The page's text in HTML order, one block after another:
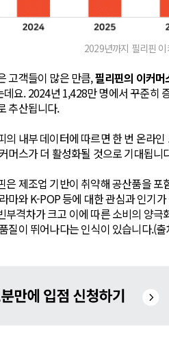
2029년까지 필리핀
고객들이 많은 만큼,필리핀의 이커
데요. 2024년 1,428만 명에서 꾸준히
추산됩니다.
의 내부 데이터에 따르면 한 번 온라
머스가 더 활성화될 것으로 기대됩니
은 제조업 기반이 취약해 공산품을
마와 K-POP 등에 대한 관심과 인기
부격차가 크고 이에 따른 소비의 양
질이 뛰어나다는 인식이 있습니다.(출